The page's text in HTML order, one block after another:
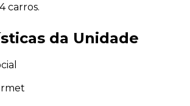
carros.
da Unidade